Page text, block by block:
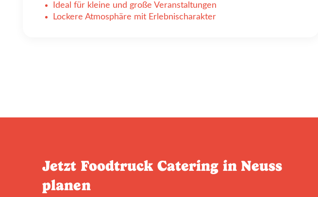
Ideal für kleine und große Veranstaltungen
Lockere Atmosphäre mit Erlebnischarakter
Jetzt Foodtruck Catering in Neuss
planen